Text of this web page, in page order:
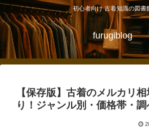
初心者向け 古着知識の図書
furugiblog
【保存版】古着のメルカリ
り！ジャンル別・価格帯・